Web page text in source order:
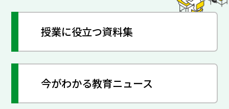
授業に役立つ資料集
今がわかる教育ニュース